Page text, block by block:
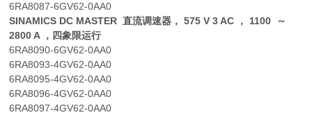
6RA8087-6GV62-0AA0
SINAMICS DC MASTER 直流调速器， 575 V 3 AC ， 1100 ～
2800 A ，四象限运行
6RA8090-6GV62-0AA0
6RA8093-4GV62-0AA0
6RA8095-4GV62-0AA0
6RA8096-4GV62-0AA0
6RA8097-4GV62-0AA0